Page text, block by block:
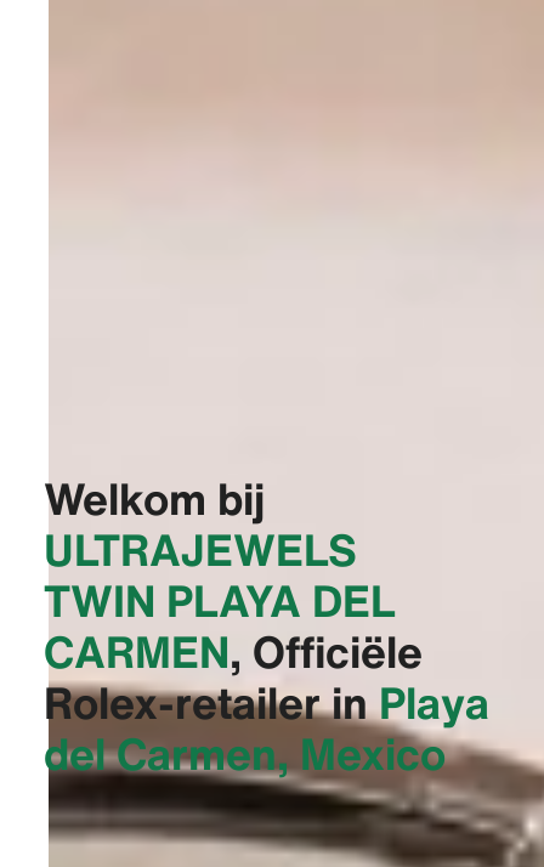
Welkom bij
‭ULTRAJEWELS
TWIN PLAYA DEL
CARMEN‬, Officiële
Rolex-retailer inPlaya
del Carmen, Mexico